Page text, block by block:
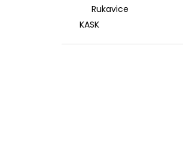
Rukavice
KASK